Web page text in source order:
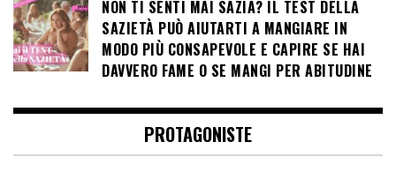
NON TI SENTI MAI SAZIA? IL TEST DELLA
SAZIETÀ PUÒ AIUTARTI A MANGIARE IN
MODO PIÙ CONSAPEVOLE E CAPIRE SE HAI
DAVVERO FAME O SE MANGI PER ABITUDINE
PROTAGONISTE